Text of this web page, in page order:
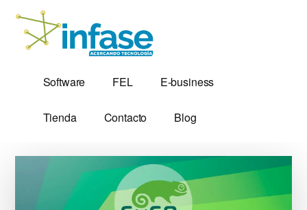
contenido
Additional
menu
Soluciones
Tecnológicas
desde
1,999
Electrónica
Software FEL E-business
Tienda Contacto Blog